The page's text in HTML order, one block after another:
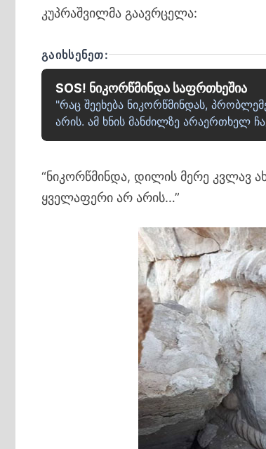
კუპრაშვილმა გაავრცელა:
ᲒᲐᲘᲮᲡᲔᲜᲔᲗ:
SOS! ნიკორწმინდა საფრთხეშია
"რაც შეეხება ნიკორწმინდას,
არის. ამ ხნის მანძილზე არაერთხელ
“ნიკორწმინდა, დილის მერე კვლავ
ყველაფერი არ არის…”